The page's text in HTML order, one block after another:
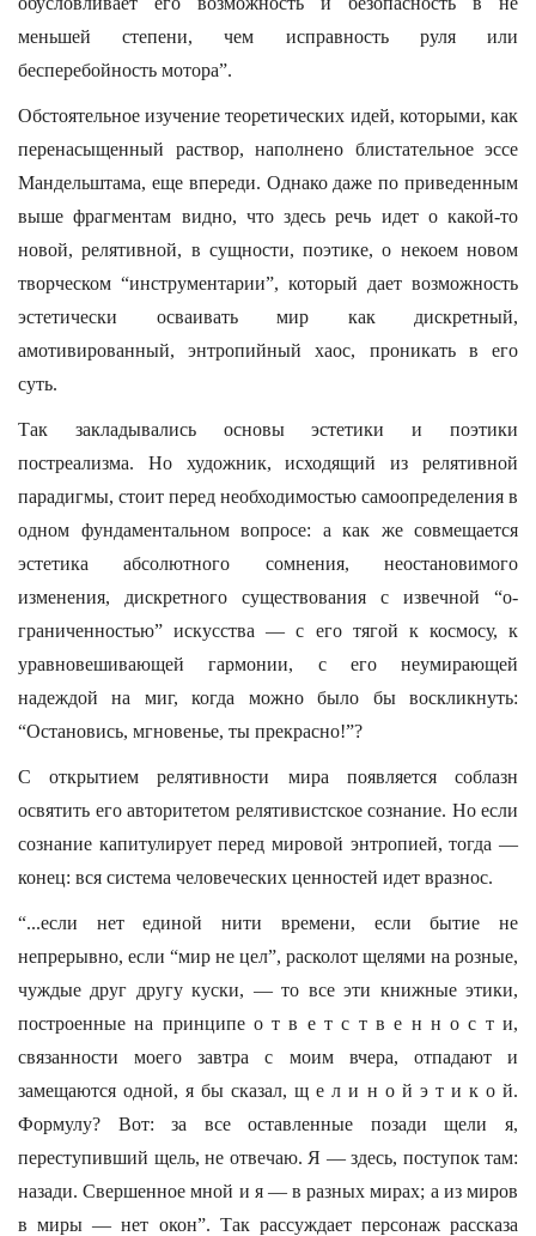
меньшей степени, чем исправность руля или
бесперебойность мотора”.
Обстоятельное изучение теоретических идей, которыми, как
перенасыщенный раствор, наполнено блистательное эссе
Мандельштама, еще впереди. Однако даже по приведенным
выше фрагментам видно, что здесь речь идет о какой-то
новой, релятивной, в сущности, поэтике, о некоем новом
творческом “инструментарии”, который дает возможность
эстетически осваивать мир как дискретный,
амотивированный, энтропийный хаос, проникать в его
суть.
Так закладывались основы эстетики и поэтики
постреализма. Но художник, исходящий из релятивной
парадигмы, стоит перед необходимостью самоопределения в
одном фундаментальном вопросе: а как же совмещается
эстетика абсолютного сомнения, неостановимого
изменения, дискретного существования с извечной “о-
граниченностью” искусства — с его тягой к космосу, к
уравновешивающей гармонии, с его неумирающей
надеждой на миг, когда можно было бы воскликнуть:
“Остановись, мгновенье, ты прекрасно!”?
С открытием релятивности мира появляется соблазн
освятить его авторитетом релятивистское сознание. Но если
сознание капитулирует перед мировой энтропией, тогда —
конец: вся система человеческих ценностей идет вразнос.
“...если нет единой нити времени, если бытие не
непрерывно, если “мир не цел”, расколот щелями на розные,
чуждые друг другу куски, — то все эти книжные этики,
построенные на принципе о т в е т с т в е н н о с т и,
связанности моего завтра с моим вчера, отпадают и
замещаются одной, я бы сказал, щ е л и н о й э т и к о й.
Формулу? Вот: за все оставленные позади щели я,
переступивший щель, не отвечаю. Я — здесь, поступок там:
назади. Свершенное мной и я — в разных мирах; а из миров
в миры — нет окон”. Так рассуждает персонаж рассказа